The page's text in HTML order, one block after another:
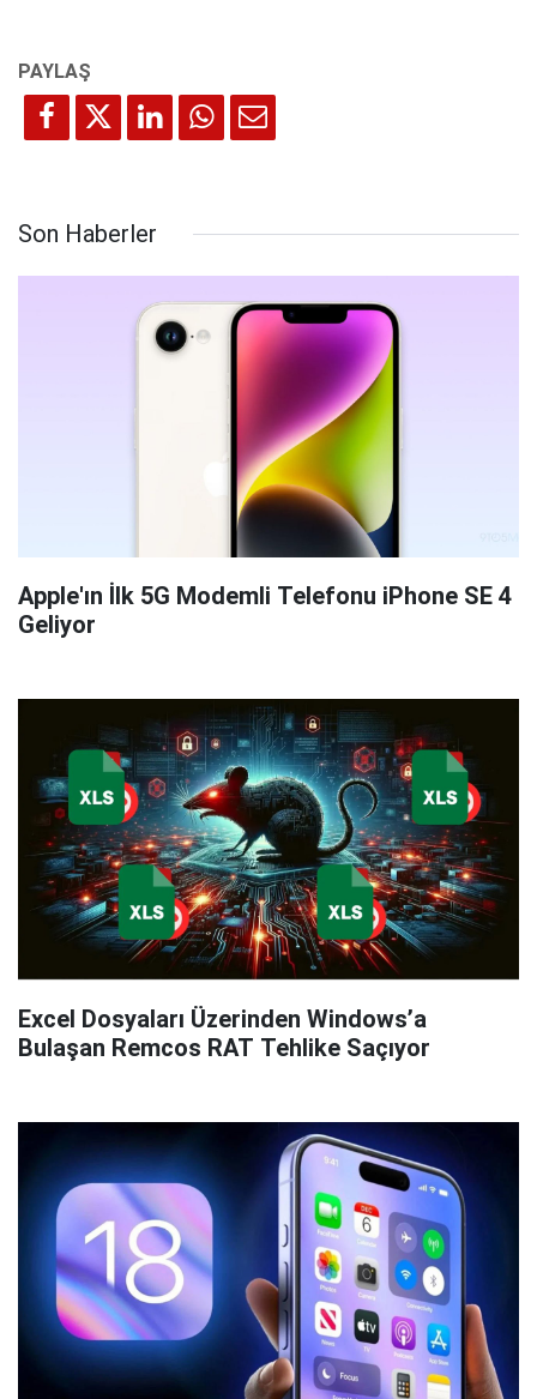
Son Haberler
Apple'ın İlk 5G Modemli Telefonu iPhone SE 4
Geliyor
Excel Dosyaları Üzerinden Windows’a
Bulaşan Remcos RAT Tehlike Saçıyor